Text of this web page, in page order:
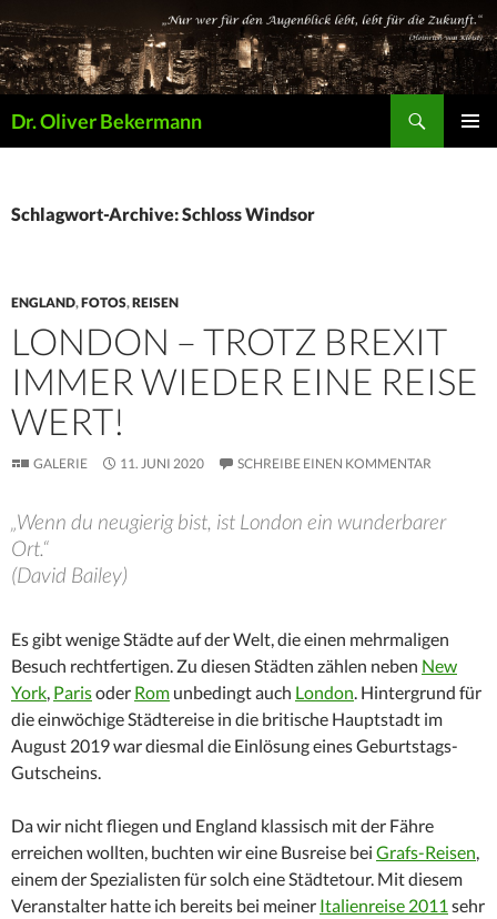
Dr. Oliver Bekermann
Schlagwort-Archive: Schloss Windsor
ENGLAND,FOTOS,REISEN
LONDON – TROTZ BREXIT
IMMER WIEDER EINE REISE
WERT!
GALERIE 11. JUNI 2020 SCHREIBE EINEN KOMMENTAR
„Wenn du neugierig bist, ist London ein wunderbarer
Ort.“
(David Bailey)
Es gibt wenige Städte auf der Welt, die einen mehrmaligen
Besuch rechtfertigen. Zu diesen Städten zählen neben New
York Parisoder Rom unbedingt auch London . Hintergrund für
die einwöchige Städtereise in die britische Hauptstadt im
August 2019 war diesmal die Einlösung eines Geburtstags-
Gutscheins.
Da wir nicht fliegen und England klassisch mit der Fähre
erreichen wollten, buchten wir eine Busreise bei Grafs-Reisen
einem der Spezialisten für solch eine Städtetour. Mit diesem
Veranstalter hatte ich bereits bei meiner Italienreise 2011 sehr